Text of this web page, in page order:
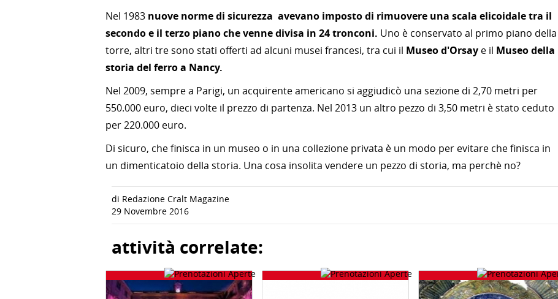
Nel 1983 nuove norme di sicurezza avevano imposto di rimuovere una scala elicoidale tra il
secondo e il terzo piano che venne divisa in 24 tronconi. Uno è conservato al primo piano della
torre, altri tre sono stati offerti ad alcuni musei francesi, tra cui il Museo d'Orsay e il Museo della
storia del ferro a Nancy.
Nel 2009, sempre a Parigi, un acquirente americano si aggiudicò una sezione di 2,70 metri per
550.000 euro, dieci volte il prezzo di partenza. Nel 2013 un altro pezzo di 3,50 metri è stato ceduto
per 220.000 euro.
Di sicuro, che finisca in un museo o in una collezione privata è un modo per evitare che finisca in
un dimenticatoio della storia. Una cosa insolita vendere un pezzo di storia, ma perchè no?
di Redazione Cralt Magazine
29 Novembre 2016
attività correlate: